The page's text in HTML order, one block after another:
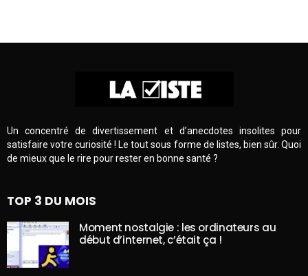
Un concentré de divertissement et d’anecdotes insolites pour
satisfaire votre curiosité ! Le tout sous forme de listes, bien sûr. Quoi
de mieux que le rire pour rester en bonne santé ?
TOP 3 DU MOIS
Moment nostalgie : les ordinateurs au
début d’internet, c’était ça !